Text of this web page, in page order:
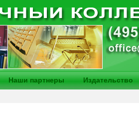
Наши партнеры Издательство